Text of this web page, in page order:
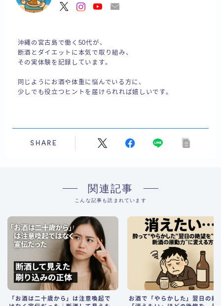
沖縄の宮古島で働く50代が、
断酒とダイエットに本気で取り組み、
その実体験を記録しています。
同じようにお酒や体重に悩んでいる方に、
少しでも役立つヒントを届けられれば嬉しいです。
SHARE
関連記事
こんな記事も読まれています
「お酒は二十歳から」は注意喚起で
お酒で「やらかした」翌日の絶